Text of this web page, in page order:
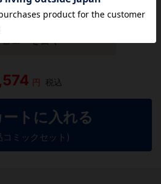
共有してもらえませんか？
円 税込
ートに入れる
コミックセット)